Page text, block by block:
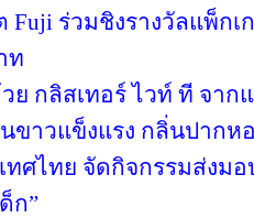
ร่วมชิงรางวัลแพ็กเ
ท
ย กลิสเทอร์ ไวท์ ที จาก
ขาวแข็งแรง กลิ่นปากห
ทศไทย จัดกิจกรรมส่ง
ก”